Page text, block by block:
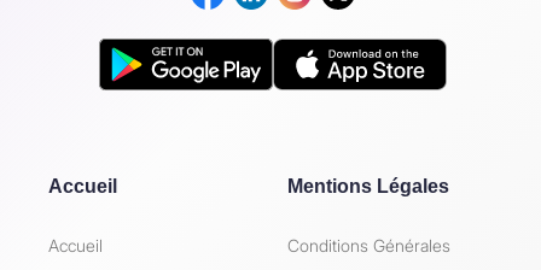
Accueil
Accueil
Mentions Légales
Conditions Générales